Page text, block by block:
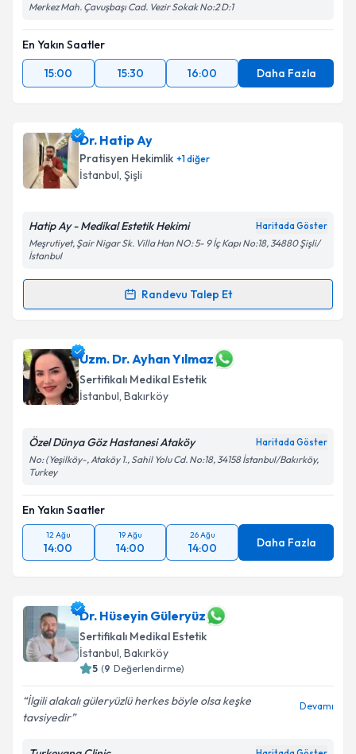
Merkez Mah. Çavuşbaşı Cad. Vezir Sokak No:2 D:1
En Yakın Saatler
15:00
15:30 16:00 Daha Fazla
Dr. Hatip Ay
Pratisyen Hekimlik +1diğer
İstanbul, Şişli
Hatip Ay - Medikal Estetik Hekimi Haritada Göster
Meşrutiyet, Şair Nigar Sk. Villa Han NO: 5- 9 İç Kapı No:18, 34880 Şişli/
İstanbul
Randevu Talep Et
Randevu Takvimi Talebi
Dr. Hatip Ayiçin randevu takvimi talebi oluşturun. Size
bu uzmandan randevu almanız için bir takvim
hazırlandığında e-posta ile bilgilendireceğiz.
Kişisel verilerimin işlenmesine ilişkinAydınlatma
Metni
kapsamda işlenmesini kabul ediyorum.
Uzm. Dr. Ayhan Yılmaz
Sertifikalı Medikal Estetik
İstanbul, Bakırköy
Özel Dünya Göz Hastanesi Ataköy Haritada Göster
No: (Yeşilköy-, Ataköy 1., Sahil Yolu Cd. No:18, 34158 İstanbul/Bakırköy,
Turkey
En Yakın Saatler
12 Ağu
14:00
19 Ağu
14:00
26 Ağu
14:00 Daha Fazla
Dr. Hüseyin Güleryüz
Sertifikalı Medikal Estetik
İstanbul, Bakırköy
5 (9 Değerlendirme)
İlgili alakalı güleryüzlü herkes böyle olsa keşke
tavsiyedir
Devamı